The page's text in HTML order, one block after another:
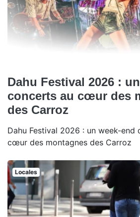
Dahu Festival 2026 :
concerts au cœur des
des Carroz
Dahu Festival 2026 : un week-end
cœur des montagnes des Carroz
Locales